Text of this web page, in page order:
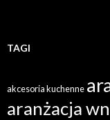
TAGI
akcesoria kuchenne
aranżacja